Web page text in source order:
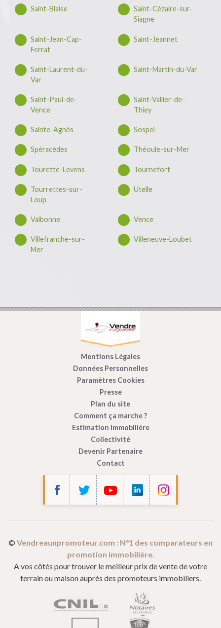
Bonjour c'est nous...
l’audience de son site internet.
Ces cookies sont partagés avec Google (Google Analytics).
Vous pouvez les accepter ou les refuser, et modifier vos choix à tout
moment en cliquant surParamétrage des cookiesdans le pied de
Pour modifier vos préférences par la suite, cliquez sur le lien
'Préférences de cookies' situé dans le pied de page.
Saint-Blaise
Saint-Cézaire-sur-
Siagne
Saint-Jean-Cap-
Ferrat
Saint-Jeannet
Saint-Laurent-du-
Var
Saint-Martin-du-Var
Saint-Paul-de-
Vence
Saint-Vallier-de-
Thiey
Sainte-Agnès Sospel
Spéracèdes Théoule-sur-Mer
Tourette-Levens Tournefort
Tourrettes-sur-
Loup
Utelle
Valbonne Vence
Villefranche-sur-
Mer
Villeneuve-Loubet
Mentions Légales
Données Personnelles
Paramètres Cookies
Presse
Plan du site
Comment ça marche ?
Estimation immobilière
Collectivité
Devenir Partenaire
Contact
© Vendreaunpromoteur.com : N°1 des comparateurs en
promotion immobilière.
A vos côtés pour trouver le meilleur prix de vente de votre
terrain ou maison auprès des promoteurs immobiliers.